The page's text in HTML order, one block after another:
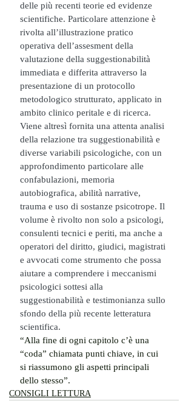
delle più recenti teorie ed evidenze
scientifiche. Particolare attenzione è
rivolta all’illustrazione pratico
operativa dell’assesment della
valutazione della suggestionabilità
immediata e differita attraverso la
presentazione di un protocollo
metodologico strutturato, applicato in
ambito clinico peritale e di ricerca.
Viene altresì fornita una attenta analisi
della relazione tra suggestionabilità e
diverse variabili psicologiche, con un
approfondimento particolare alle
confabulazioni, memoria
autobiografica, abilità narrative,
trauma e uso di sostanze psicotrope. Il
volume è rivolto non solo a psicologi,
consulenti tecnici e periti, ma anche a
operatori del diritto, giudici, magistrati
e avvocati come strumento che possa
aiutare a comprendere i meccanismi
psicologici sottesi alla
suggestionabilità e testimonianza sullo
sfondo della più recente letteratura
scientifica.
“Alla fine di ogni capitolo c’è una
“coda” chiamata punti chiave, in cui
si riassumono gli aspetti principali
dello stesso”.
CONSIGLI LETTURA